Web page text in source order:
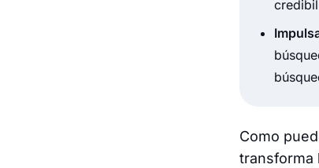
Como
transforma